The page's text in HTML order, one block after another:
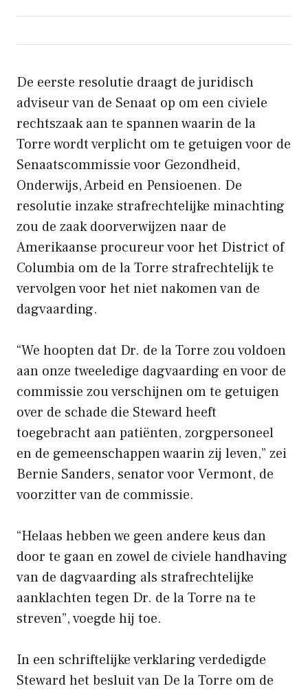
De eerste resolutie draagt ​​de juridisch
adviseur van de Senaat op om een ​​civiele
rechtszaak aan te spannen waarin de la
Torre wordt verplicht om te getuigen voor de
Senaatscommissie voor Gezondheid,
Onderwijs, Arbeid en Pensioenen. De
resolutie inzake strafrechtelijke minachting
zou de zaak doorverwijzen naar de
Amerikaanse procureur voor het District of
Columbia om de la Torre strafrechtelijk te
vervolgen voor het niet nakomen van de
dagvaarding.
“We hoopten dat Dr. de la Torre zou voldoen
aan onze tweeledige dagvaarding en voor de
commissie zou verschijnen om te getuigen
over de schade die Steward heeft
toegebracht aan patiënten, zorgpersoneel
en de gemeenschappen waarin zij leven,” zei
Bernie Sanders, senator voor Vermont, de
voorzitter van de commissie.
“Helaas hebben we geen andere keus dan
door te gaan en zowel de civiele handhaving
van de dagvaarding als strafrechtelijke
aanklachten tegen Dr. de la Torre na te
streven”, voegde hij toe.
In een schriftelijke verklaring verdedigde
Steward het besluit van De la Torre om de